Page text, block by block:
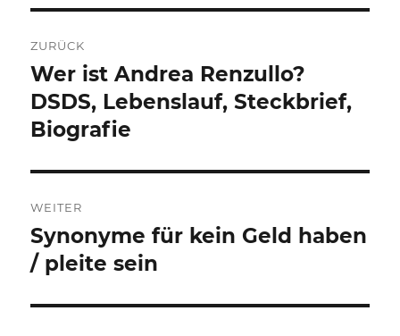
ZURÜCK
Vorheriger
Beitrag:
Wer ist Andrea Renzullo?
DSDS, Lebenslauf, Steckbrief,
Biografie
WEITER
Nächster
Beitrag:
Synonyme für kein Geld haben
/ pleite sein